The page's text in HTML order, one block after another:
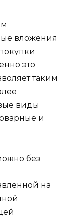
вложения
это
таким
виды
и
без
на